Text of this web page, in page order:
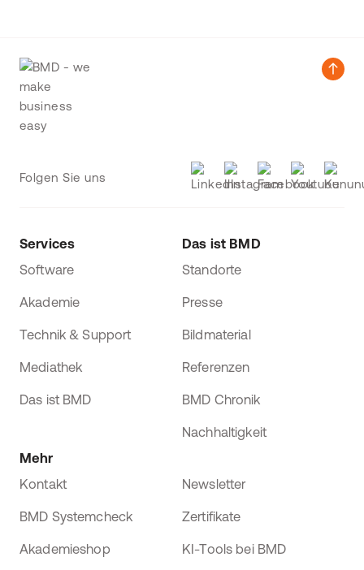
Folgen Sie uns
Services
Software
Akademie
Technik & Support
Mediathek
Das ist BMD
Das ist BMD
Standorte
Presse
Bildmaterial
Referenzen
BMD Chronik
Nachhaltigkeit
Mehr
Kontakt
Newsletter
BMD Systemcheck Zertifikate
Akademieshop KI-Tools bei BMD